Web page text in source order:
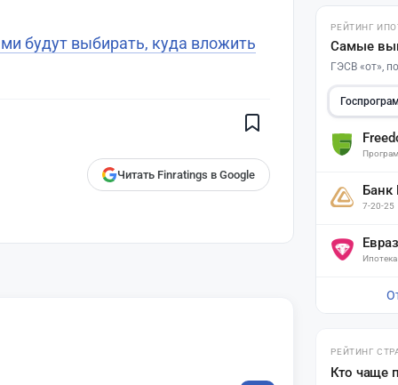
будут выбирать, куда вложить
Читать Finratings в Google
РЕЙТИНГ
Самые
ГЭСВ «от»,
Банк
7-20-25
РЕЙТИНГ
Кто чаще